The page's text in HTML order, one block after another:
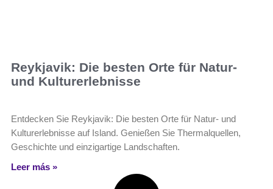
Reykjavik: Die besten Orte für Natur-
und Kulturerlebnisse
Entdecken Sie Reykjavik: Die besten Orte für Natur- und
Kulturerlebnisse auf Island. Genießen Sie Thermalquellen,
Geschichte und einzigartige Landschaften.
Leer más »